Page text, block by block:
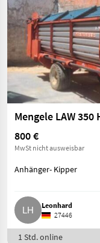
Mengele LAW
800 €
MwSt nicht ausweisbar
Anhänger- Kipper
Leonhard
27446
1 Std. online